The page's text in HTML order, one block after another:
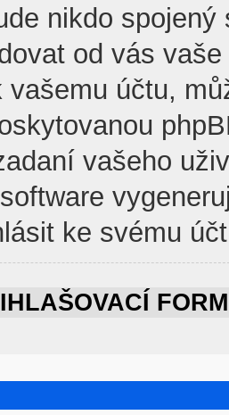
nikdo spojený
od vás
účtu,
vašeho
ke svému